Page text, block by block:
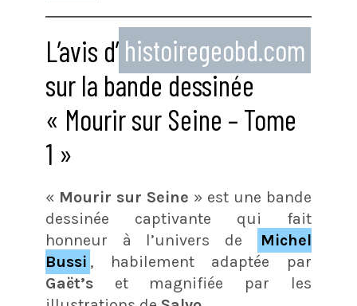
L’avis d’ histoiregeobd.com
sur la bande dessinée
« Mourir sur Seine – Tome
1 »
« Mourir sur Seine » est une bande
dessinée captivante qui fait
honneur à l’univers de
Michel
Bussi , habilement adaptée par
Gaët’set magnifiée par les